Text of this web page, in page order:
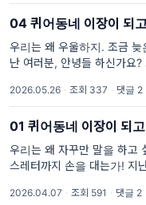
숨을 골라보는 중입니다
04 퀴어동네 이장이 되
우리는 왜 우울하지. 조금
난 여러분, 안녕들 하신가요
음으로 뉴스레터를 일주일
습니다. 며칠 동안
2026.05.26 · 조회 337 · 댓글 2
01 퀴어동네 이장이 되고
우리는 왜 자꾸만 말을 하고
스레터까지 손을 대는가! 지
니다. 첫 번째 이유는 팟캐스
2026.04.07 · 조회 591 · 댓글 2